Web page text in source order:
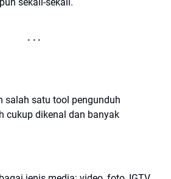
salah satu tool pengunduh
cukup dikenal dan banyak